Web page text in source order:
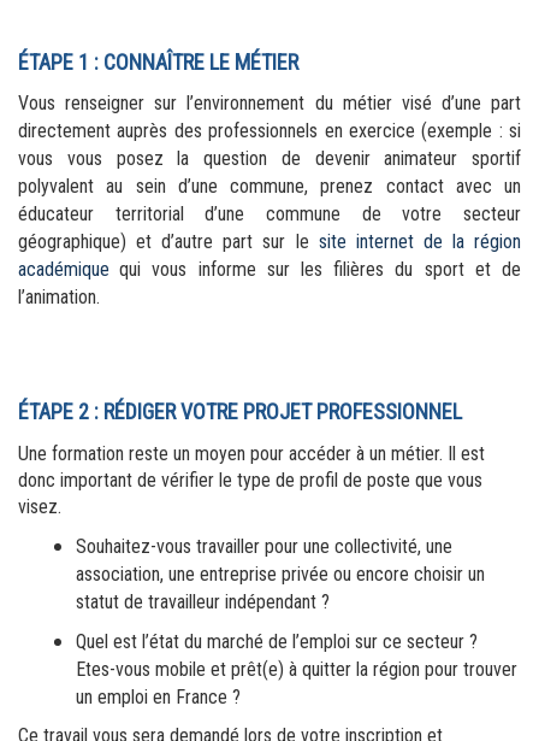
ÉTAPE 1 : CONNAÎTRE LE MÉTIER
Vous renseigner sur l’environnement du métier visé d’une part
directement auprès des professionnels en exercice (exemple : si
vous vous posez la question de devenir animateur sportif
polyvalent au sein d’une commune, prenez contact avec un
éducateur territorial d’une commune de votre secteur
géographique) et d’autre part sur le site internet de la région
académique qui vous informe sur les filières du sport et de
l’animation.
ÉTAPE 2 : RÉDIGER VOTRE PROJET PROFESSIONNEL
Une formation reste un moyen pour accéder à un métier. Il est
donc important de vérifier le type de profil de poste que vous
visez.
Souhaitez-vous travailler pour une collectivité, une
association, une entreprise privée ou encore choisir un
statut de travailleur indépendant ?
Quel est l’état du marché de l’emploi sur ce secteur ?
Etes-vous mobile et prêt(e) à quitter la région pour trouver
un emploi en France ?
Ce travail vous sera demandé lors de votre inscription et